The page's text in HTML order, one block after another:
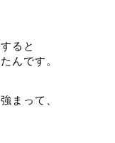
ると
んです。
まって、